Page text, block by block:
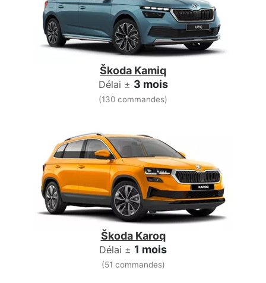
Škoda Kamiq
Délai ± 3 mois
(130 commandes)
Škoda Karoq
Délai ± 1 mois
(51 commandes)